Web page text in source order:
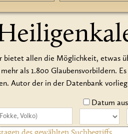
bietet allen die Möglichkeit, etwas
als 1.800 Glaubensvorbildern.
Autor der in der Datenbank
Datum